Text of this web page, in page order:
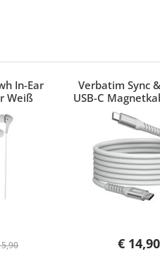
In-Ear
Weiß
Verbatim Sync
USB-C
€ 14,90